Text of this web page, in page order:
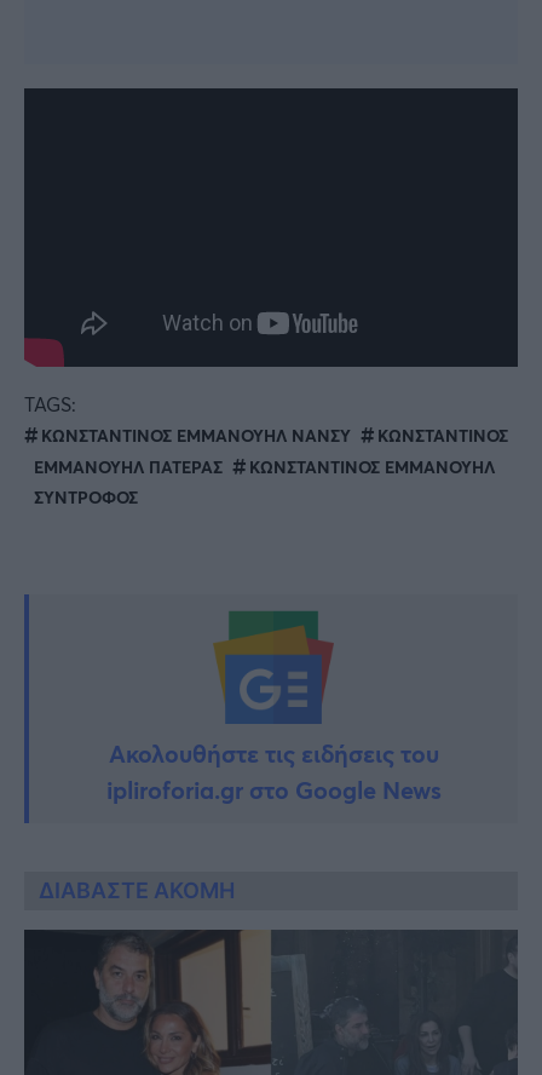
TAGS:
ΚΩΝΣΤΑΝΤΙΝΟΣ ΕΜΜΑΝΟΥΗΛ ΝΑΝΣΥ
ΚΩΝΣΤΑΝΤΙΝΟΣ
ΕΜΜΑΝΟΥΗΛ ΠΑΤΕΡΑΣ
ΚΩΝΣΤΑΝΤΙΝΟΣ ΕΜΜΑΝΟΥΗΛ
ΣΥΝΤΡΟΦΟΣ
Ακολουθήστε τις ειδήσεις του
ipliroforia.gr στο Google News
ΔΙΑΒΑΣΤΕ ΑΚΟΜΗ